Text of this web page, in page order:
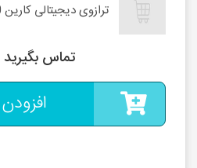
ترازوی دیجیتالی کارین pc_100
تماس بگیرید